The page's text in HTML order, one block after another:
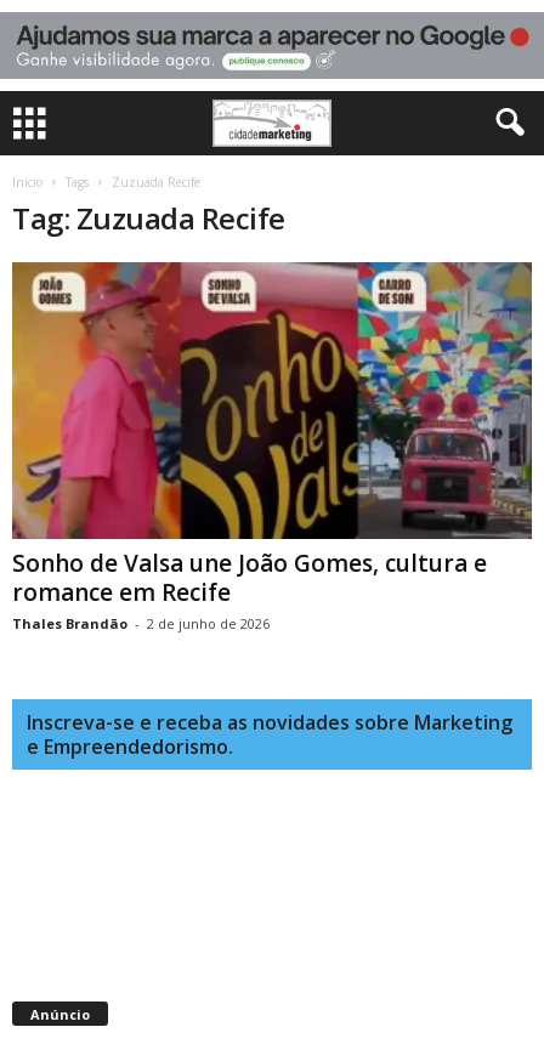
Início Tags Zuzuada Recife
Tag: Zuzuada Recife
Sonho de Valsa une João Gomes, cultura e
romance em Recife
Thales Brandão - 2 de junho de 2026
Inscreva-se e receba as novidades sobre Marketing
e Empreendedorismo.
Anúncio